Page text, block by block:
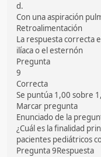
d.
Con una aspiración
Retroalimentación
La respuesta correcta
ilíaca o el esternón
Pregunta
9
Correcta
Se puntúa 1,00 sobre
Marcar pregunta
Enunciado de la
¿Cuál es la finalidad
pacientes pediátricos
Pregunta 9Respuesta